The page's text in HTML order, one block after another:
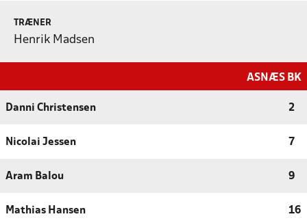
TRÆNER
Henrik Madsen
ASNÆS BK
Danni Christensen 2
Nicolai Jessen 7
Aram Balou 9
Mathias Hansen 16